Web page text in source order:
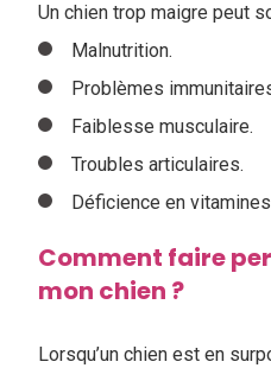
Un chien trop maigre peut
Malnutrition.
Problèmes
Faiblesse musculaire.
Troubles articulaires.
Déficience en
Comment faire
mon chien ?
Lorsqu’un chien est en